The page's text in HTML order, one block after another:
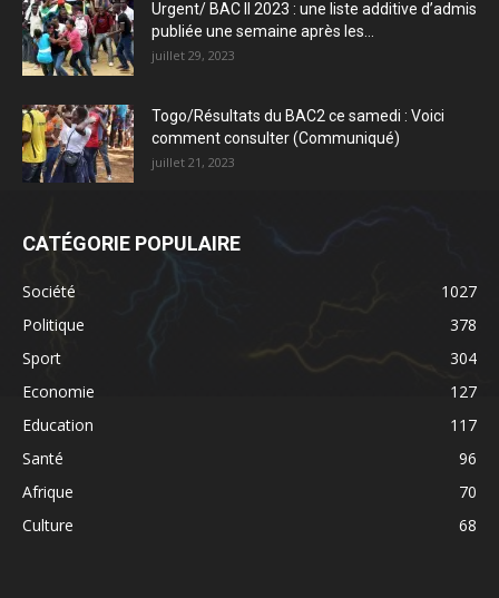
Urgent/ BAC II 2023 : une liste additive d’admis
publiée une semaine après les...
juillet 29, 2023
Togo/Résultats du BAC2 ce samedi : Voici
comment consulter (Communiqué)
juillet 21, 2023
CATÉGORIE POPULAIRE
Société
1027
Politique
378
Sport
304
Economie
127
Education
117
Santé
96
Afrique
70
Culture
68